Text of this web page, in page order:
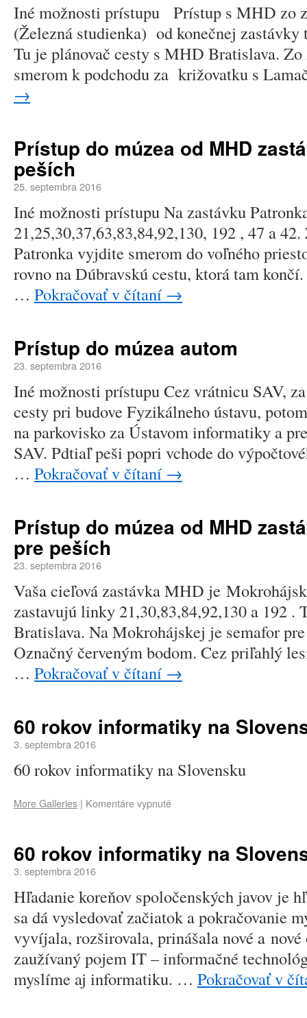
Iné možnosti prístupu Prístup s MHD zo
(Železná studienka) od konečnej
Tu je plánovač cesty s MHD Bratislava.
smerom k podchodu za križovatku s
→
Prístup do múzea od MHD
peších
25. septembra 2016
Iné možnosti prístupu Na zastávku
21,25,30,37,63,83,84,92,130, 192 , 47 a
Patronka vyjdite smerom do voľného
rovno na Dúbravskú cestu, ktorá tam
… Pokračovať v čítaní →
Prístup do múzea autom
23. septembra 2016
Iné možnosti prístupu Cez vrátnicu SAV,
cesty pri budove Fyzikálneho ústavu,
na parkovisko za Ústavom informatiky a
SAV. Pdtiaľ peši popri vchode do
… Pokračovať v čítaní →
Prístup do múzea od MHD
pre peších
23. septembra 2016
Vaša cieľová zastávka MHD je
zastavujú linky 21,30,83,84,92,130 a 192 .
Bratislava. Na Mokrohájskej je semafor
Označný červeným bodom. Cez priľahlý
… Pokračovať v čítaní →
60 rokov informatiky na
3. septembra 2016
60 rokov informatiky na Slovensku
More Galleries | Komentáre vypnuté
60 rokov informatiky na
3. septembra 2016
Hľadanie koreňov spoločenských javov je
sa dá vysledovať začiatok a pokračovanie
vyvíjala, rozširovala, prinášala nové a
zaužívaný pojem IT – informačné
myslíme aj informatiku. … Pokračovať v